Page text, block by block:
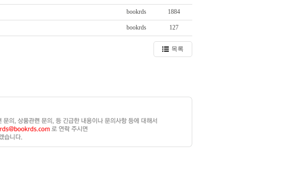
bookrds 1884
bookrds 127
목록